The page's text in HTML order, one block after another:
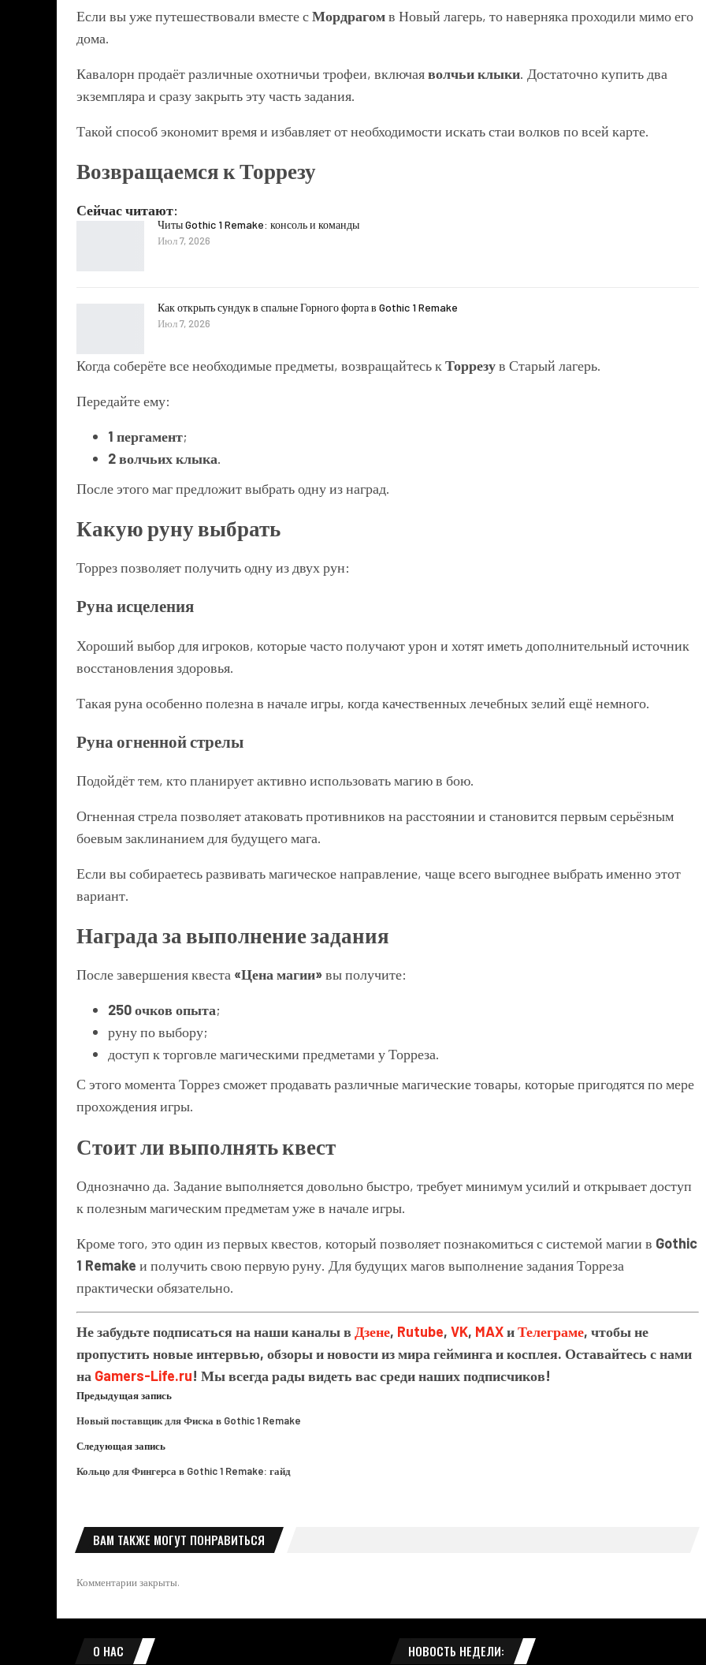
Если вы уже путешествовали вместе сМордрагомв Новый лагерь, то наверняка проходили мимо его
дома.
Кавалорн продаёт различные охотничьи трофеи, включаяволчьи клыки. Достаточно купить два
экземпляра и сразу закрыть эту часть задания.
Такой способ экономит время и избавляет от необходимости искать стаи волков по всей карте.
Возвращаемся к Торрезу
Сейчас читают:
Читы Gothic 1 Remake: консоль и команды
Июл 7, 2026
Как открыть сундук в спальне Горного форта в Gothic 1 Remake
Июл 7, 2026
Когда соберёте все необходимые предметы, возвращайтесь к Торрезув Старый лагерь.
Передайте ему:
1 пергамент;
2 волчьих клыка.
После этого маг предложит выбрать одну из наград.
Какую руну выбрать
Торрез позволяет получить одну из двух рун:
Руна исцеления
Хороший выбор для игроков, которые часто получают урон и хотят иметь дополнительный источник
восстановления здоровья.
Такая руна особенно полезна в начале игры, когда качественных лечебных зелий ещё немного.
Руна огненной стрелы
Подойдёт тем, кто планирует активно использовать магию в бою.
Огненная стрела позволяет атаковать противников на расстоянии и становится первым серьёзным
боевым заклинанием для будущего мага.
Если вы собираетесь развивать магическое направление, чаще всего выгоднее выбрать именно этот
вариант.
Награда за выполнение задания
После завершения квеста «Цена магии»вы получите:
250 очков опыта;
руну по выбору;
доступ к торговле магическими предметами у Торреза.
С этого момента Торрез сможет продавать различные магические товары, которые пригодятся по мере
прохождения игры.
Стоит ли выполнять квест
Однозначно да. Задание выполняется довольно быстро, требует минимум усилий и открывает доступ
к полезным магическим предметам уже в начале игры.
Кроме того, это один из первых квестов, который позволяет познакомиться с системой магии в Gothic
1 Remake и получить свою первую руну. Для будущих магов выполнение задания Торреза
практически обязательно.
Не забудьте подписаться на наши каналы в Дзене, Rutube, VK, MAXиТелеграме, чтобы не
пропустить новые интервью, обзоры и новости из мира гейминга и косплея. Оставайтесь с нами
на Gamers-Life.ru! Мы всегда рады видеть вас среди наших подписчиков!
Предыдущая запись
Новый поставщик для Фиска в Gothic 1 Remake
Следующая запись
Кольцо для Фингерса в Gothic 1 Remake: гайд
ВАМ ТАКЖЕ МОГУТ ПОНРАВИТЬСЯ
Комментарии закрыты.
О НАС НОВОСТЬ НЕДЕЛИ: